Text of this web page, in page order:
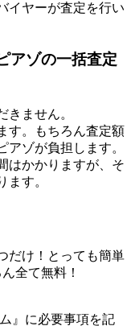
イヤーが査定を行い
アゾの一括査定
ません。
す。もちろん査定額
ゾが負担します。
はかかりますが、そ
ます。
だけ！とっても簡単
全て無料！
』に必要事項を記